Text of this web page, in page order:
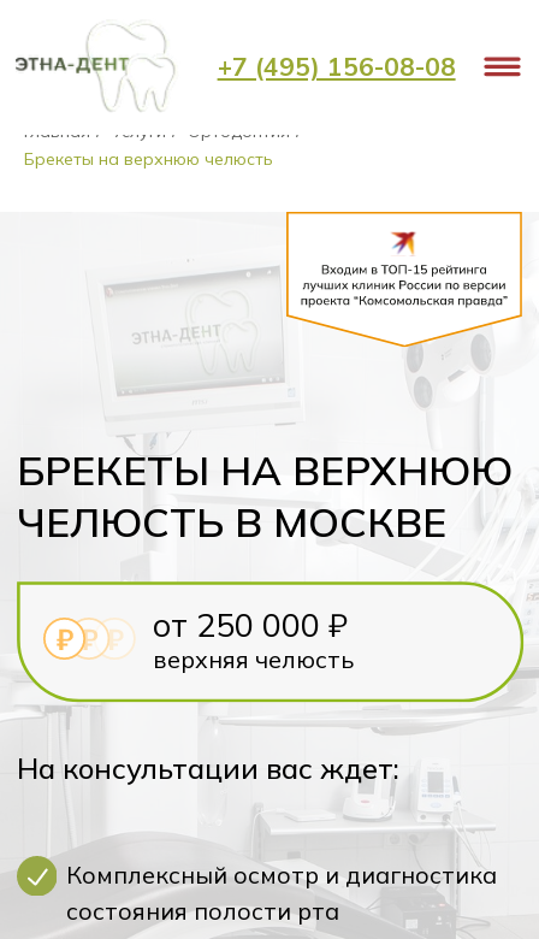
+7 (495) 156-08-08
Главная / Услуги / Ортодонтия /
Брекеты на верхнюю челюсть
Записаться на консультацию
от 250 000 ₽
Составление плана лечения
под Ваш бюджет и Ваши сроки
Комплексный осмотр и диагностика
состояния полости рта
БРЕКЕТЫ НА ВЕРХНЮЮ
ЧЕЛЮСТЬ В МОСКВЕ
верхняя челюсть